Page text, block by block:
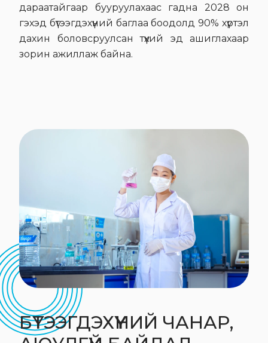
дараатайгаар бууруулахаас гадна 2028 он
гэхэд бүтээгдэхүүний баглаа боодолд 90% хүртэл
дахин боловсруулсан түүхий эд ашиглахаар
зорин ажиллаж байна.
БҮТЭЭГДЭХҮҮНИЙ ЧАНАР,